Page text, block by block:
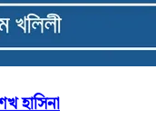
হাসিনা